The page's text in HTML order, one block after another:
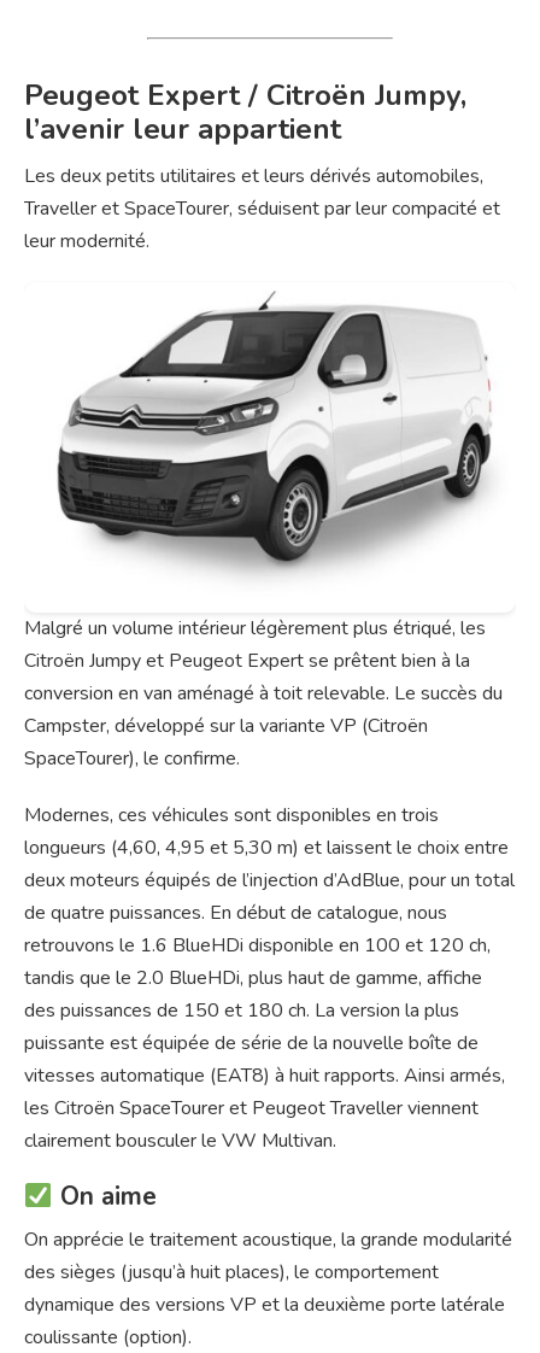
Peugeot Expert / Citroën Jumpy,
l’avenir leur appartient
Les deux petits utilitaires et leurs dérivés automobiles,
Traveller et SpaceTourer, séduisent par leur compacité et
leur modernité.
Malgré un volume intérieur légèrement plus étriqué, les
Citroën Jumpy et Peugeot Expert se prêtent bien à la
conversion en van aménagé à toit relevable. Le succès du
Campster, développé sur la variante VP (Citroën
SpaceTourer), le confirme.
Modernes, ces véhicules sont disponibles en trois
longueurs (4,60, 4,95 et 5,30 m) et laissent le choix entre
deux moteurs équipés de l’injection d’AdBlue, pour un total
de quatre puissances. En début de catalogue, nous
retrouvons le 1.6 BlueHDi disponible en 100 et 120 ch,
tandis que le 2.0 BlueHDi, plus haut de gamme, affiche
des puissances de 150 et 180 ch. La version la plus
puissante est équipée de série de la nouvelle boîte de
vitesses automatique (EAT8) à huit rapports. Ainsi armés,
les Citroën SpaceTourer et Peugeot Traveller viennent
clairement bousculer le VW Multivan.
On aime
On apprécie le traitement acoustique, la grande modularité
des sièges (jusqu’à huit places), le comportement
dynamique des versions VP et la deuxième porte latérale
coulissante (option).